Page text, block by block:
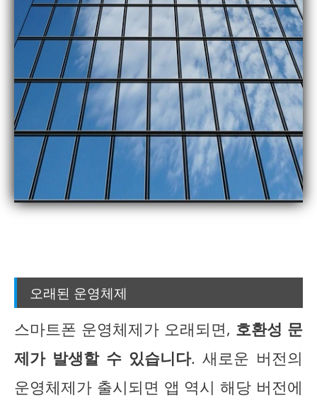
오래된 운영체제
스마트폰 운영체제가 오래되면, 호환성 문
제가 발생할 수 있습니다. 새로운 버전의
운영체제가 출시되면 앱 역시 해당 버전에